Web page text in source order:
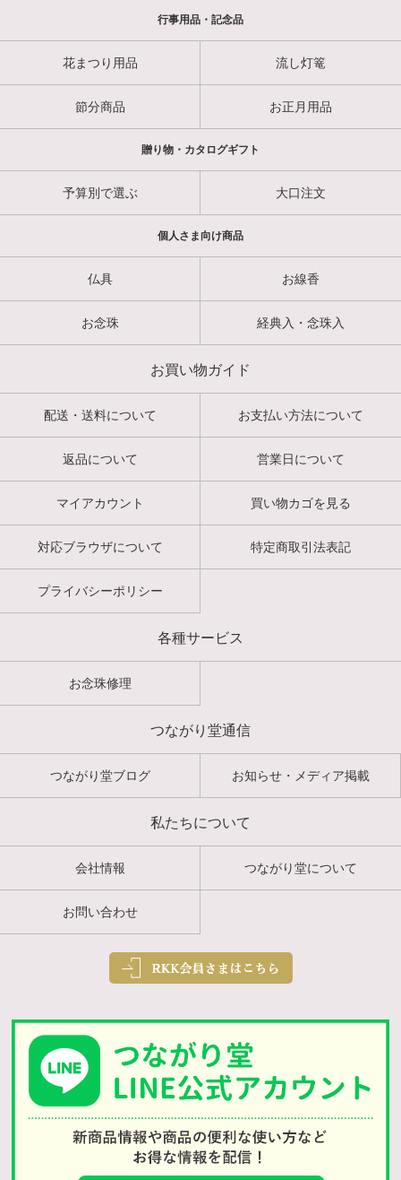
行事用品・記念品
花まつり用品 流し灯篭
節分商品 お正月用品
贈り物・カタログギフト
予算別で選ぶ 大口注文
個人さま向け商品
仏具 お線香
お念珠 経典入・念珠入
お買い物ガイド
配送・送料について お支払い方法について
返品について 営業日について
マイアカウント 買い物カゴを見る
対応ブラウザについて 特定商取引法表記
プライバシーポリシー
各種サービス
お念珠修理
つながり堂通信
つながり堂ブログ お知らせ・メディア掲載
私たちについて
会社情報 つながり堂について
お問い合わせ